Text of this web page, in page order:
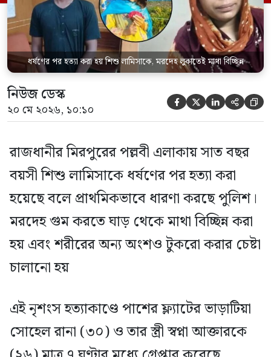
ধর্ষণের পর হত্যা করা হয় শিশু লামিসাকে, মরদেহ লুকাতেই মাথা বিচ্ছিন্ন
নিউজ ডেস্ক
২০ মে ২০২৬, ১০:১০     
রাজধানীর মিরপুরের পল্লবী এলাকায় সাত বছর
বয়সী শিশু লামিসাকে ধর্ষণের পর হত্যা করা
হয়েছে বলে প্রাথমিকভাবে ধারণা করছে পুলিশ।
মরদেহ গুম করতে ঘাড় থেকে মাথা বিচ্ছিন্ন করা
হয় এবং শরীরের অন্য অংশও টুকরো করার চেষ্টা
চালানো হয়
এই নৃশংস হত্যাকাণ্ডে পাশের ফ্ল্যাটের ভাড়াটিয়া
সোহেল রানা (৩০) ও তার স্ত্রী স্বপ্না আক্তারকে